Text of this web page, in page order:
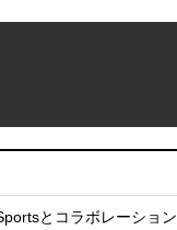
とコラボレーション